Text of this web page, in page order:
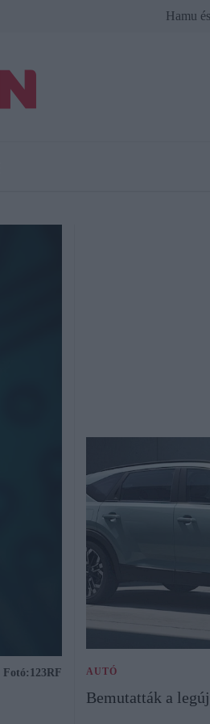
Hamu
Fotó:123RF AUTÓ
Bemutatták a